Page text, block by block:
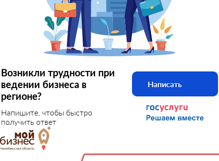
Возникли трудности при
ведении бизнеса в
регионе?
Напишите, чтобы быстро
получить ответ
Написать